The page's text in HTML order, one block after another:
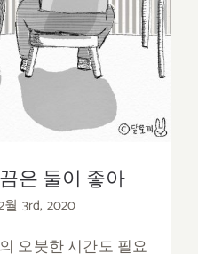
은 둘이 좋아
월 3rd, 2020
오붓한 시간도 필요